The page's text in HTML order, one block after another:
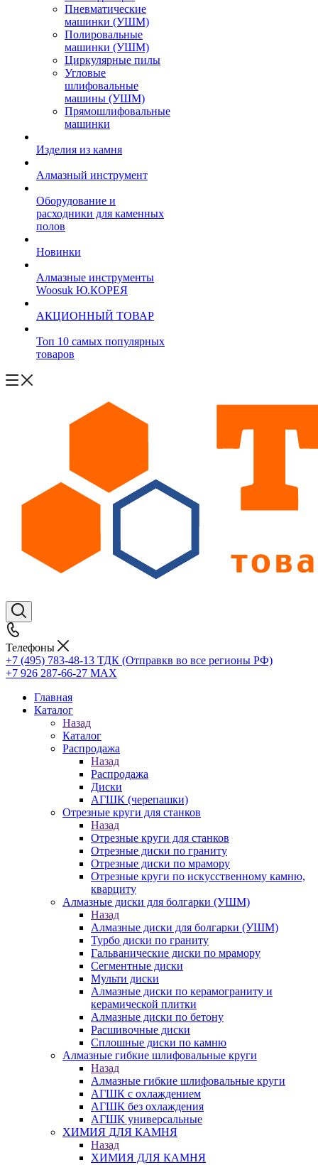
Пневматические
машинки (УШМ)
Полировальные
машинки (УШМ)
Циркулярные пилы
Угловые
шлифовальные
машины (УШМ)
Прямошлифовальные
машинки
Изделия из камня
Алмазный инструмент
Оборудование и
расходники для каменных
полов
Новинки
Алмазные инструменты
Woosuk Ю.КОРЕЯ
АКЦИОННЫЙ ТОВАР
Топ 10 самых популярных
товаров
Телефоны
+7 (495) 783-48-13 ТДК (Отправкв во все регионы РФ)
+7 926 287-66-27 МАХ
Главная
Каталог
Назад
Каталог
Распродажа
Назад
Распродажа
Диски
АГШК (черепашки)
Отрезные круги для станков
Назад
Отрезные круги для станков
Отрезные диски по граниту
Отрезные диски по мрамору
Отрезные круги по искусственному камню,
кварциту
Алмазные диски для болгарки (УШМ)
Назад
Алмазные диски для болгарки (УШМ)
Турбо диски по граниту
Гальванические диски по мрамору
Сегментные диски
Мульти диски
Алмазные диски по керамограниту и
керамической плитки
Алмазные диски по бетону
Расшивочные диски
Сплошные диски по камню
Алмазные гибкие шлифовальные круги
Назад
Алмазные гибкие шлифовальные круги
АГШК с охлаждением
АГШК без охлаждения
АГШК универсальные
ХИМИЯ ДЛЯ КАМНЯ
Назад
ХИМИЯ ДЛЯ КАМНЯ